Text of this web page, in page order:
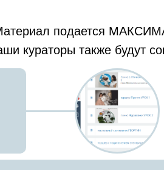
Материал подается
кураторы также будут